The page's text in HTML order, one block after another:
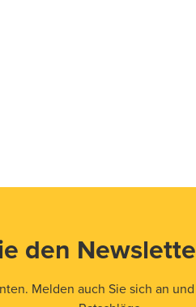
den
Melden auch Sie sich an